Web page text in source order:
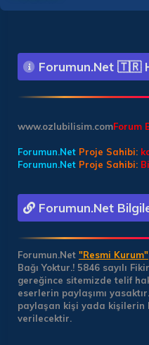
Forumun.Net 🇹🇷
Forum
www.ozlubilisim.com
Forumun.Net Proje Sahibi:
Forumun.Net Proje Sahibi:
Forumun.Net
Forumun.Net "Resmi Kurum"
Bağı Yoktur.! 5846 sayılı
gereğince sitemizde telif
eserlerin paylaşımı
paylaşan kişi yada kişilerin
verilecektir.